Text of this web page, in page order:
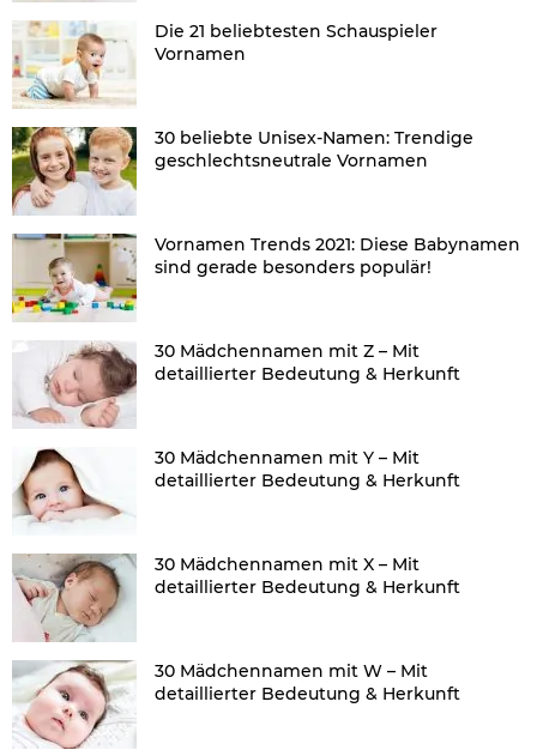
Die 21 beliebtesten Schauspieler
Vornamen
30 beliebte Unisex-Namen: Trendige
geschlechtsneutrale Vornamen
Vornamen Trends 2021: Diese Babynamen
sind gerade besonders populär!
30 Mädchennamen mit Z – Mit
detaillierter Bedeutung & Herkunft
30 Mädchennamen mit Y – Mit
detaillierter Bedeutung & Herkunft
30 Mädchennamen mit X – Mit
detaillierter Bedeutung & Herkunft
30 Mädchennamen mit W – Mit
detaillierter Bedeutung & Herkunft